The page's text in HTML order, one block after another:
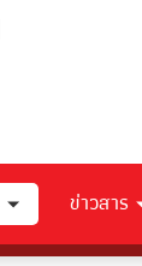
ข่าวสาร